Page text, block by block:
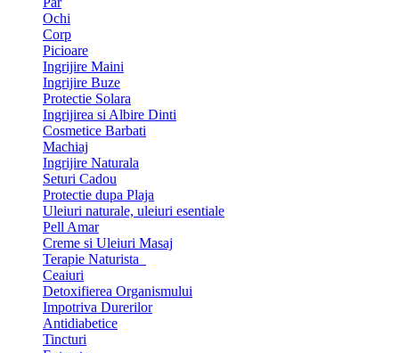
Ochi
Corp
Picioare
Ingrijire Maini
Ingrijire Buze
Protectie Solara
Ingrijirea si Albire Dinti
Cosmetice Barbati
Machiaj
Ingrijire Naturala
Seturi Cadou
Protectie dupa Plaja
Uleiuri naturale, uleiuri esentiale
Pell Amar
Creme si Uleiuri Masaj
Terapie Naturista
Ceaiuri
Detoxifierea Organismului
Impotriva Durerilor
Antidiabetice
Tincturi